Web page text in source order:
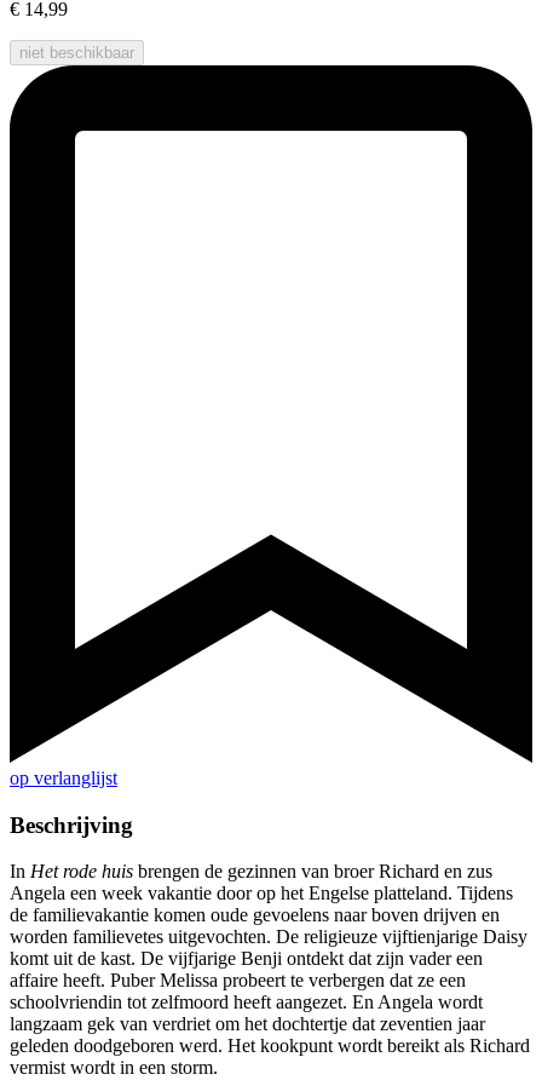
€ 14,99
niet beschikbaar
op verlanglijst
Beschrijving
In Het rode huis brengen de gezinnen van broer Richard en zus
Angela een week vakantie door op het Engelse platteland. Tijdens
de familievakantie komen oude gevoelens naar boven drijven en
worden familievetes uitgevochten. De religieuze vijftienjarige Daisy
komt uit de kast. De vijfjarige Benji ontdekt dat zijn vader een
affaire heeft. Puber Melissa probeert te verbergen dat ze een
schoolvriendin tot zelfmoord heeft aangezet. En Angela wordt
langzaam gek van verdriet om het dochtertje dat zeventien jaar
geleden doodgeboren werd. Het kookpunt wordt bereikt als Richard
vermist wordt in een storm.